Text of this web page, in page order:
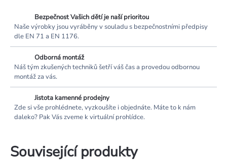
Bezpečnost Vašich dětí je naší prioritou
Naše výrobky jsou vyráběny v souladu s bezpečnostními předpisy
dle EN 71 a EN 1176.
Odborná montáž
Náš tým zkušených techniků šetří váš čas a provedou odbornou
montáž za vás.
Jistota kamenné prodejny
Zde si vše prohlédnete, vyzkoušíte i objednáte. Máte to k nám
daleko? Pak Vás zveme k virtuální prohlídce.
Související produkty